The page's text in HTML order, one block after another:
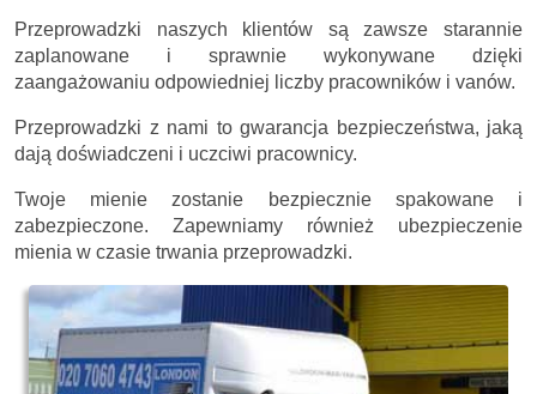
Przeprowadzki naszych klientów są zawsze starannie
zaplanowane i sprawnie wykonywane dzięki
zaangażowaniu odpowiedniej liczby pracowników i vanów.
Przeprowadzki z nami to gwarancja bezpieczeństwa, jaką
dają doświadczeni i uczciwi pracownicy.
Twoje mienie zostanie bezpiecznie spakowane i
zabezpieczone. Zapewniamy również ubezpieczenie
mienia w czasie trwania przeprowadzki.